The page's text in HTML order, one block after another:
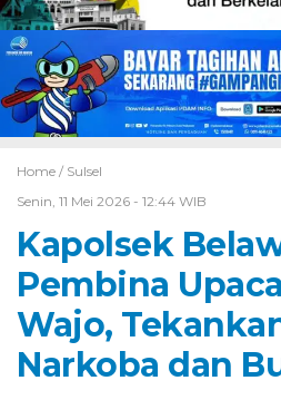
Home / Sulsel
Senin, 11 Mei 2026 - 12:44 WIB
Kapolsek
Pembina
Wajo,
Narkoba dan